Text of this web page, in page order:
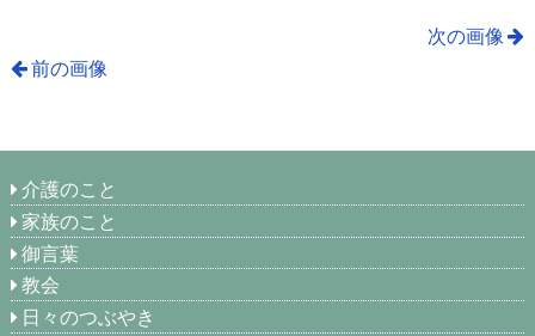
次の画像
前の画像
介護のこと
家族のこと
御言葉
教会
日々のつぶやき